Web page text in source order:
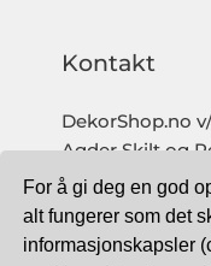
For å gi deg en god
alt fungerer som det
informasjonskapsler
Kontakt
DekorShop.no
Agder Skilt og
Org. nr: 997 633